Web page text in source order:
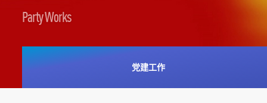
Party Works
党建工作